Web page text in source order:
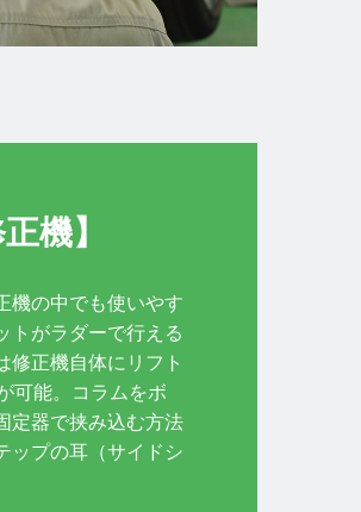
機】
機の中でも使いやす
トがラダーで行える
修正機自体にリフト
可能。コラムをボ
定器で挟み込む方法
ップの耳（サイドシ